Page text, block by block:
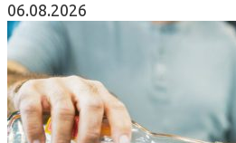
06.08.2026